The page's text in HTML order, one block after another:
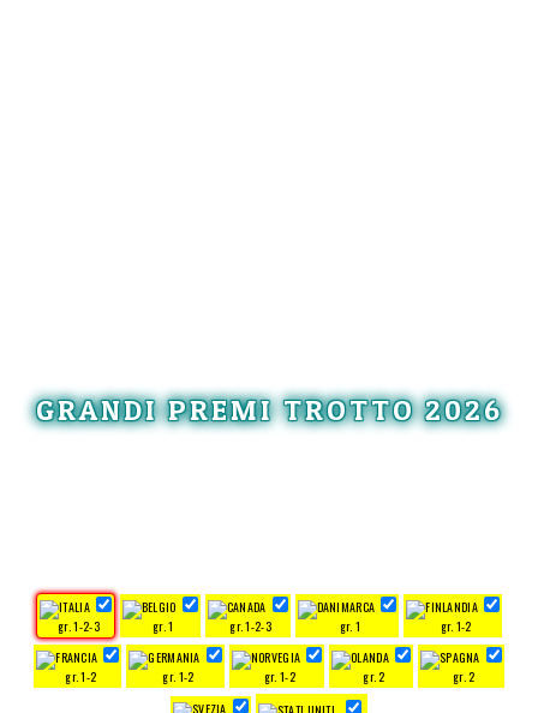
GRANDI PREMI TROTTO 2026
gr. 1-2-3 gr. 1 gr. 1-2-3 gr. 1 gr. 1-2
gr. 1-2 gr. 1-2 gr. 1-2 gr. 2 gr. 2